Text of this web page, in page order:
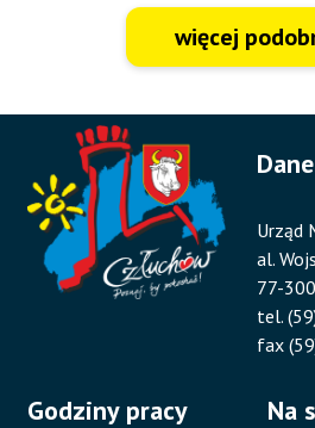
więcej
Urząd
al.
77-
tel.
fax
Godziny pracy Na